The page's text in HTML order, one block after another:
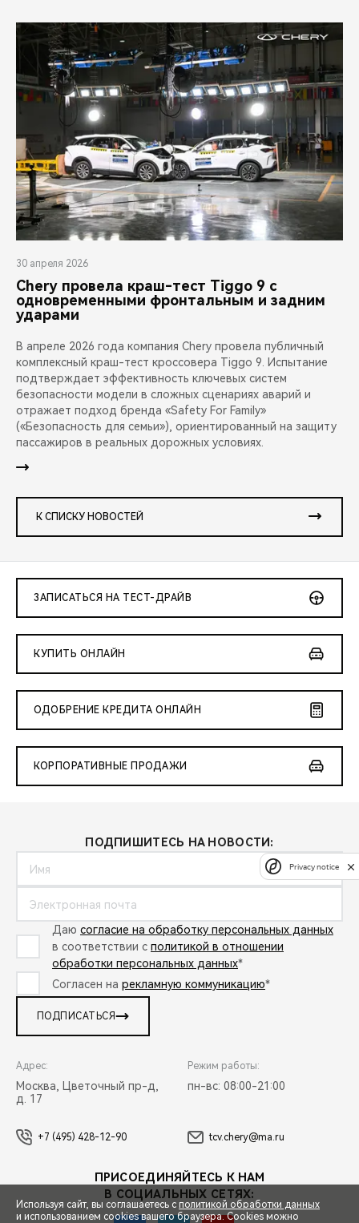
30 апреля 2026
Chery провела краш-тест Tiggo 9 с
одновременными фронтальным и задним
ударами
В апреле 2026 года компания Chery провела публичный
комплексный краш-тест кроссовера Tiggo 9. Испытание
подтверждает эффективность ключевых систем
безопасности модели в сложных сценариях аварий и
отражает подход бренда «Safety For Family»
(«Безопасность для семьи»), ориентированный на защиту
пассажиров в реальных дорожных условиях.
К СПИСКУ НОВОСТЕЙ
ЗАПИСАТЬСЯ НА ТЕСТ-ДРАЙВ
КУПИТЬ ОНЛАЙН
ОДОБРЕНИЕ КРЕДИТА ОНЛАЙН
КОРПОРАТИВНЫЕ ПРОДАЖИ
ПОДПИШИТЕСЬ НА НОВОСТИ:
Даю согласие на обработку персональных данных
в соответствии с политикой в отношении
обработки персональных данных*
Согласен на рекламную коммуникацию*
ПОДПИСАТЬСЯ
Адрес:
Москва, Цветочный пр-д,
д. 17
Режим работы:
пн-вс: 08:00-21:00
+7 (495) 428-12-90 tcv.chery@ma.ru
ПРИСОЕДИНЯЙТЕСЬ К НАМ
В СОЦИАЛЬНЫХ СЕТЯХ:
Используя сайт, вы соглашаетесь с политикой обработки данных
и использованием cookies вашего браузера. Cookies можно
Privacy notice